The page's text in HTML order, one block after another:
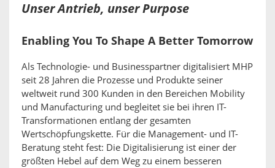
Unser Antrieb, unser Purpose
Enabling You To Shape A Better Tomorrow
Als Technologie- und Businesspartner digitalisiert MHP
seit 28 Jahren die Prozesse und Produkte seiner
weltweit rund 300 Kunden in den Bereichen Mobility
und Manufacturing und begleitet sie bei ihren IT-
Transformationen entlang der gesamten
Wertschöpfungskette. Für die Management- und IT-
Beratung steht fest: Die Digitalisierung ist einer der
größten Hebel auf dem Weg zu einem besseren